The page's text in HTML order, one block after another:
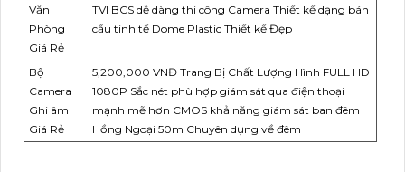
Văn
Phòng
Giá Rẻ
TVI BCS dễ dàng thi công Camera Thiết kế dạng bán
cầu tinh tế Dome Plastic Thiết kế Đẹp
Bộ
Camera
Ghi âm
Giá Rẻ
5,200,000 VNĐ Trang Bị Chất Lượng Hình FULL HD
1080P Sắc nét phù hợp giám sát qua điện thoại
mạnh mẽ hơn CMOS khả năng giám sát ban đêm
Hồng Ngoại 50m Chuyên dụng về đêm